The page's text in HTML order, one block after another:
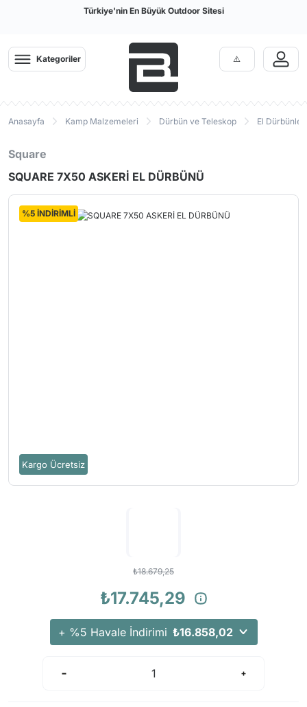
Türkiye'nin En Büyük Outdoor Sitesi
Kategoriler
Anasayfa Kamp Malzemeleri Dürbün ve Teleskop El Dürbünleri
Square
SQUARE 7X50 ASKERİ EL DÜRBÜNÜ
Kargo Ücretsiz
%5 İNDİRİMLİ
₺18.679,25
₺17.745,29
+ %5 Havale İndirimi ₺16.858,02